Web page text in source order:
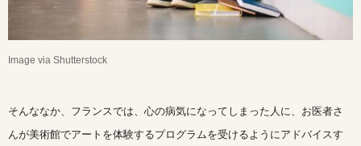
Image via Shutterstock
そんななか、フランスでは、心の病気になってしまった人に、お医者さ
んが美術館でアートを体験するプログラムを受けるようにアドバイスす